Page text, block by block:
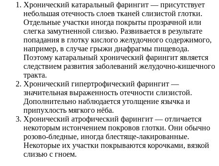
Хронический катаральный фарингит — присутствует
небольшая отечность слоев тканей слизистой глотки.
Отдельные участки иногда покрыты прозрачной или
слегка замутненной слизью. Развивается в результате
попадания в глотку кислого желудочного содержимого,
например, в случае грыжи диафрагмы пищевода.
Поэтому катаральный хронический фарингит является
следствием развития заболеваний желудочно-кишечного
тракта.
Хронический гипертрофический фарингит —
значительная выраженность отечности слизистой.
Дополнительно наблюдается утолщение язычка и
припухлость мягкого нёба.
Хронический атрофический фарингит — отличается
некоторым истончением покровов глотки. Они обычно
розово-бледные, иногда блестяще-лакированные.
Некоторые их участки покрываются корочками, вязкой
слизью с гноем.